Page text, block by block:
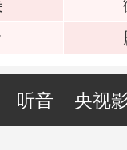
听音 央视